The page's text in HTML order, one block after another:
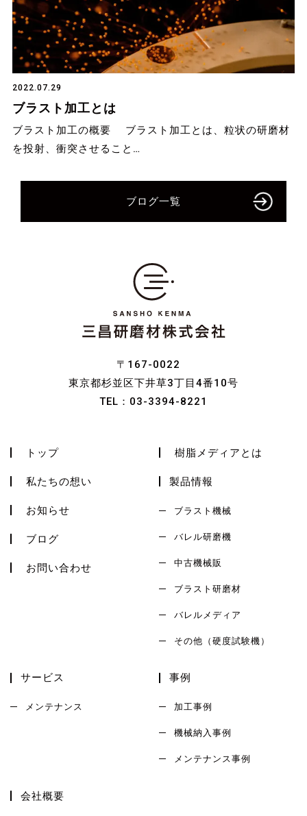
2022.07.29
ブラスト加工とは
ブラスト加工の概要 ブラスト加工とは、粒状の研磨材
を投射、衝突させること…
ブログ一覧
〒167-0022
東京都杉並区下井草3丁目4番10号
TEL： 03-3394-8221
トップ
私たちの想い
お知らせ
ブログ
お問い合わせ
樹脂メディアとは
製品情報
ブラスト機械
バレル研磨機
中古機械販
ブラスト研磨材
バレルメディア
その他（硬度試験機）
サービス
メンテナンス
事例
加工事例
機械納入事例
メンテナンス事例
会社概要